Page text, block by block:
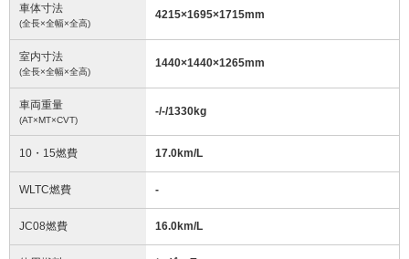
車体寸法
(全長×全幅×全高)
4215×1695×1715mm
室内寸法
(全長×全幅×全高)
1440×1440×1265mm
車両重量
(AT×MT×CVT)
-/-/1330kg
10・15燃費 17.0km/L
WLTC燃費 -
JC08燃費 16.0km/L